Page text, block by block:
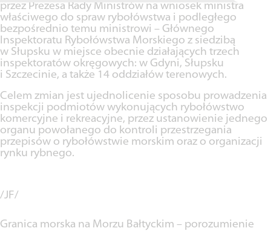
przez Prezesa Rady Ministrów na wniosek ministra
właściwego do spraw rybołówstwa i podległego
bezpośrednio temu ministrowi – Głównego
Inspektoratu Rybołówstwa Morskiego z siedzibą
w Słupsku w miejsce obecnie działających trzech
inspektoratów okręgowych: w Gdyni, Słupsku
i Szczecinie, a także 14 oddziałów terenowych.
Celem zmian jest ujednolicenie sposobu prowadzenia
inspekcji podmiotów wykonujących rybołówstwo
komercyjne i rekreacyjne, przez ustanowienie jednego
organu powołanego do kontroli przestrzegania
przepisów o rybołówstwie morskim oraz o organizacji
rynku rybnego.
/JF/
Granica morska na Morzu Bałtyckim – porozumienie